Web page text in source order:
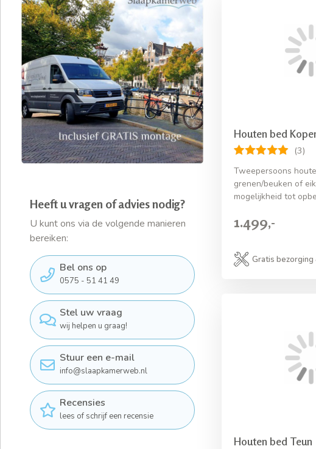
Heeft u vragen of advies nodig?
U kunt ons via de volgende manieren
bereiken:
Bel ons op
0575 - 51 41 49
Stel uw vraag
wij helpen u graag!
Stuur een e-mail
info@slaapkamerweb.nl
Recensies
lees of schrijf een recensie
Houten bed
(3)
Tweepersoons
grenen/beuken of
mogelijkheid tot
1.499,-
Gratis bezorging
Houten bed Teun